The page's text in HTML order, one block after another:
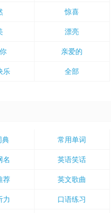
惊喜
漂亮
亲爱的
乐 全部
典 常用单词
名 英语笑话
荐 英文歌曲
力 口语练习